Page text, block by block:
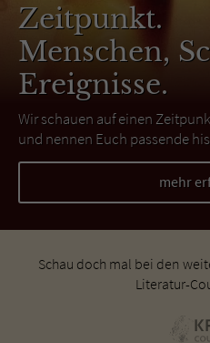
Zeitpunkt.
Menschen,
Ereignisse.
Wir schauen auf einen
und nennen Euch passende
mehr
Schau doch mal bei den
Literatur-